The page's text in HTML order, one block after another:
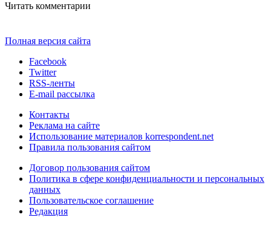
Читать комментарии
Полная версия сайта
Facebook
Twitter
RSS-ленты
E-mail рассылка
Контакты
Реклама на сайте
Использование материалов korrespondent.net
Правила пользования сайтом
Договор пользования сайтом
Политика в сфере конфиденциальности и персональных
данных
Пользовательское соглашение
Редакция